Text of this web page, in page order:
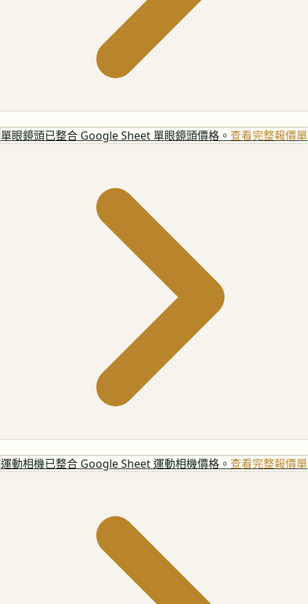
單眼鏡頭已整合 Google Sheet 單眼鏡頭價格。 查看完整報價單
運動相機已整合 Google Sheet 運動相機價格。 查看完整報價單